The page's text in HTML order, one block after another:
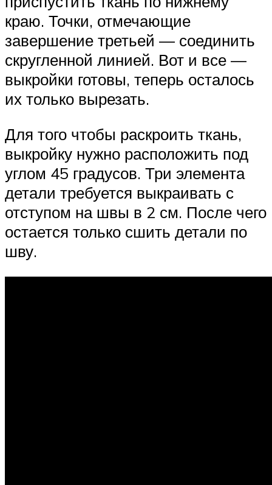
краю. Точки, отмечающие
завершение третьей — соединить
скругленной линией. Вот и все —
выкройки готовы, теперь осталось
их только вырезать.
Для того чтобы раскроить ткань,
выкройку нужно расположить под
углом 45 градусов. Три элемента
детали требуется выкраивать с
отступом на швы в 2 см. После чего
остается только сшить детали по
шву.